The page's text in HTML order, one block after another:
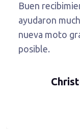
Buen
ayudaron
nueva moto
posible.